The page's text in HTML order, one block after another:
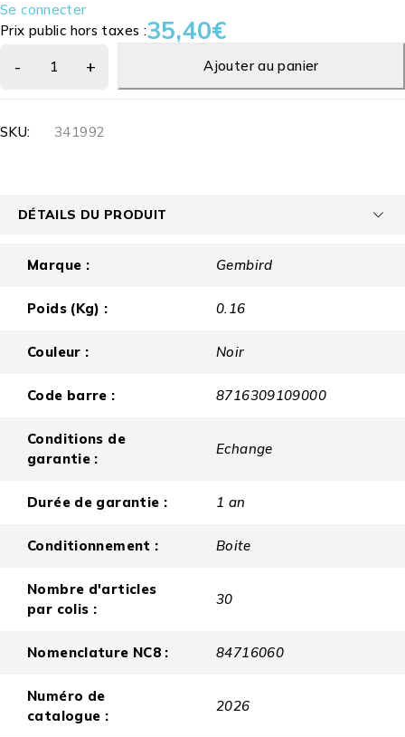
Se connecter
Prix public hors taxes :35,40€
Ajouter au panier
SKU: 341992
DÉTAILS DU PRODUIT
Marque : Gembird
Poids (Kg) : 0.16
Couleur : Noir
Code barre : 8716309109000
Conditions de
garantie :
Echange
Durée de garantie : 1 an
Conditionnement : Boite
Nombre d'articles
par colis :
30
Nomenclature NC8 : 84716060
Numéro de
catalogue :
2026